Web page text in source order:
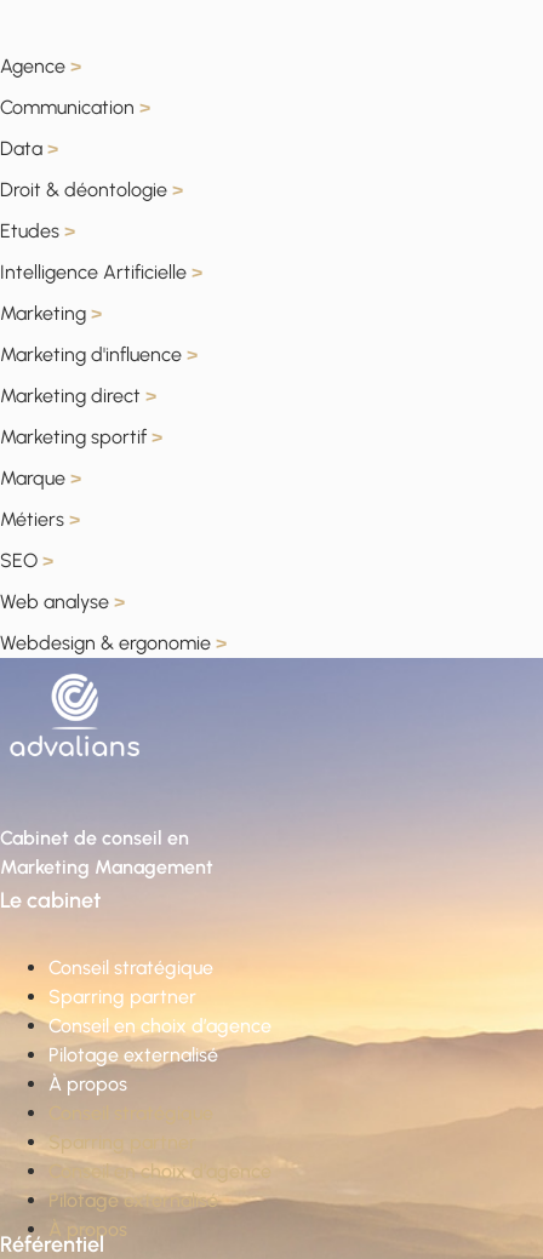
Agence >
Communication >
Data >
Droit & déontologie >
Etudes >
Intelligence Artificielle >
Marketing >
Marketing d'influence >
Marketing direct >
Marketing sportif >
Marque >
Métiers >
SEO >
Web analyse >
Webdesign & ergonomie >
Cabinet de conseil en
Marketing Management
Le cabinet
Conseil stratégique
Sparring partner
Conseil en choix d’agence
Pilotage externalisé
À propos
Conseil stratégique
Sparring partner
Conseil en choix d’agence
Pilotage externalisé
À propos
Référentiel